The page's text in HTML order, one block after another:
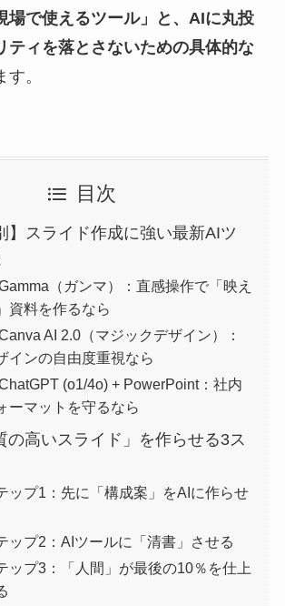
場で使えるツール」と、AIに丸投
ティを落とさないための具体的な
す。
目次
】スライド作成に強い最新AIツ
（ガンマ）：直感操作で「映え
資料を作るなら
AI 2.0（マジックデザイン）：
インの自由度重視なら
(o1/4o) + PowerPoint：社内
ーマットを守るなら
の高いスライド」を作らせる3ス
ップ1：先に「構成案」をAIに作らせ
ップ2：AIツールに「清書」させる
ップ3：「人間」が最後の10％を仕上